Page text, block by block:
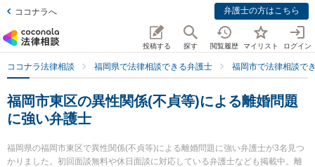
ココナラへ 弁護士の方はこちら
投稿する 探す 閲覧履歴 マイリスト ログイン
ココナラ法律相談 福岡県で法律相談できる弁護士 福岡市で法律相談で
福岡市東区の異性関係(不貞等)による離婚問題
に強い弁護士
福岡県の福岡市東区で異性関係(不貞等)による離婚問題に強い弁護士が3名見つ
かりました。初回面談無料や休日面談に対応している弁護士なども掲載中。離